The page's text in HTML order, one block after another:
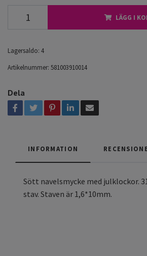
LÄGG I
Lagersaldo: 4
Artikelnummer: 581003910014
Dela
INFORMATION
Sött navelsmycke med julklockor.
stav. Staven är 1,6*10mm.